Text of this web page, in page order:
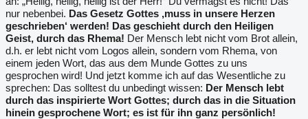
nur nebenbei. Das Gesetz Gottes ,muss in unsere Herzen
geschrieben‘ werden! Das geschieht durch den Heiligen
Geist, durch das Rhema! Der Mensch lebt nicht vom Brot allein,
d.h. er lebt nicht vom Logos allein, sondern vom Rhema, von
einem jeden Wort, das aus dem Munde Gottes zu uns
gesprochen wird! Und jetzt komme ich auf das Wesentliche zu
sprechen: Das solltest du unbedingt wissen: Der Mensch lebt
durch das inspirierte Wort Gottes; durch das in die Situation
hinein gesprochene Wort; es ist für ihn ganz persönlich!